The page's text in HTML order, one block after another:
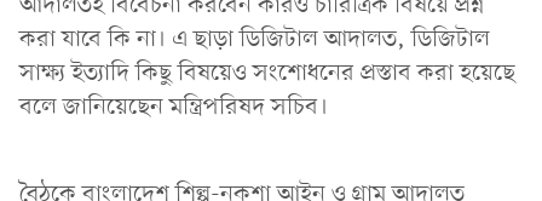
করা যাবে কি না। এ ছাড়া ডিজিটাল আদালত, ডিজিটাল
সাক্ষ্য ইত্যাদি কিছু বিষয়েও সংশোধনের প্রস্তাব করা হয়েছে
বলে জানিয়েছেন মন্ত্রিপরিষদ সচিব।
বৈঠকে বাংলাদেশ শিল্প-নকশা আইন ও গ্রাম আদালত